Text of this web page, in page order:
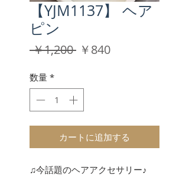
【YJM1137】 ヘア
ピン
￥1,200 通
格
￥840セ
数量 *
カートに追加する
♫今話題のヘアアクセサリー♪